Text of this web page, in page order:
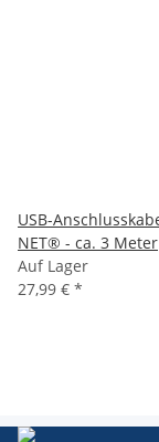
USB-
NET® - ca. 3 Meter
Auf Lager
27,99 € *